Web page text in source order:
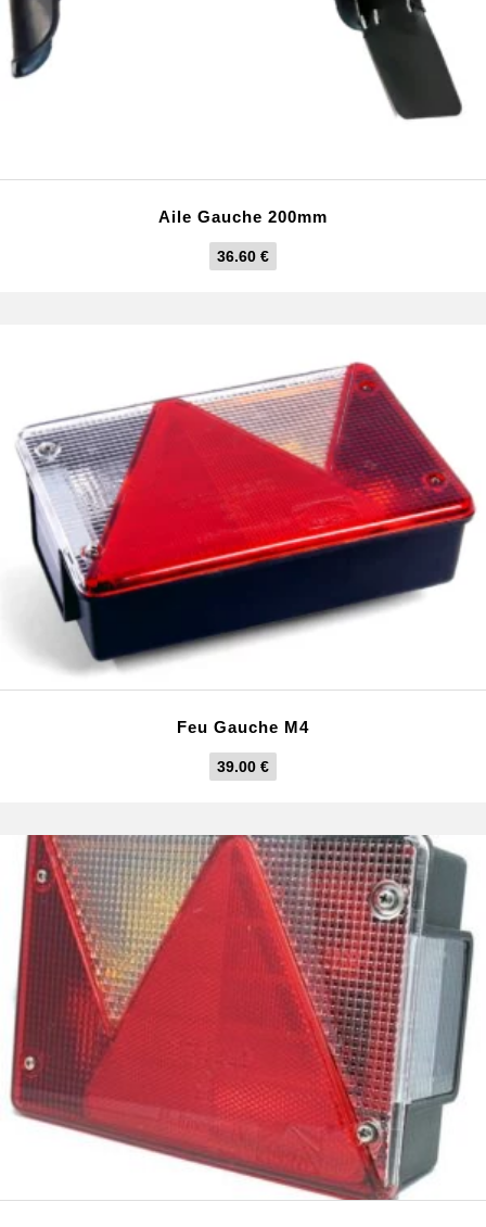
Aile Gauche 200mm
36.60 €
Feu Gauche M4
39.00 €